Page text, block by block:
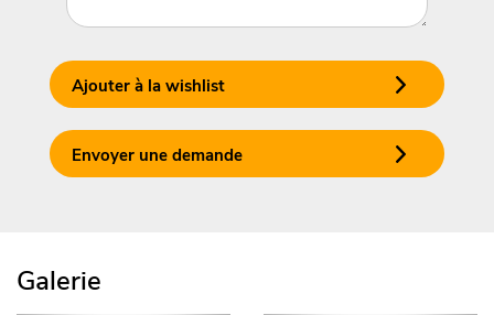
Ajouter à la wishlist
Envoyer une demande
Galerie